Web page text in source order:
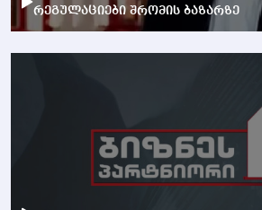
რეგულაციები შრომის ბაზარზე